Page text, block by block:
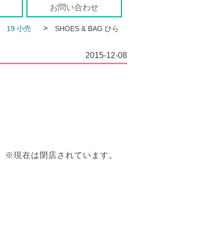
お問い合わせ
19 小売 >
SHOES & BAG ひら
2015-12-08
※現在は閉店されています。